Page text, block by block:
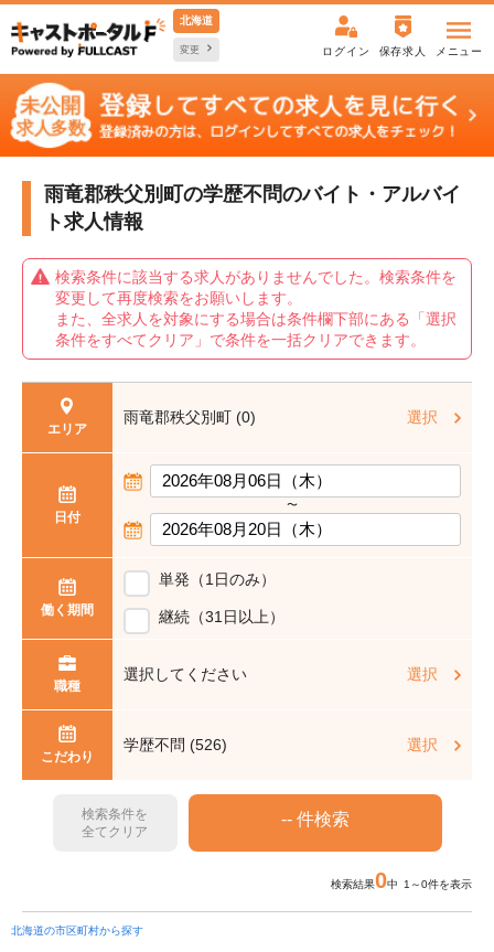
北海道
変更 ログイン 保存求人 メニュー
雨竜郡秩父別町の学歴不問のバイト・アルバイ
ト求人情報
検索条件に該当する求人がありませんでした。検索条件を
変更して再度検索をお願いします。
また、全求人を対象にする場合は条件欄下部にある「選択
条件をすべてクリア」で条件を一括クリアできます。
エリア
雨竜郡秩父別町 (0) 選択
日付
〜
働く期間
単発（1日のみ）
継続（31日以上）
職種
選択してください 選択
こだわり
学歴不問 (526) 選択
検索条件を
全てクリア
検索結果0中 1～0件を表示
北海道の市区町村から探す